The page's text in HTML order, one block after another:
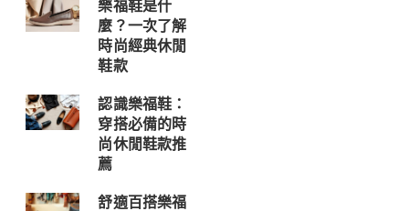
樂福鞋是什
麼？一次了解
時尚經典休閒
鞋款
認識樂福鞋：
穿搭必備的時
尚休閒鞋款推
薦
舒適百搭樂福